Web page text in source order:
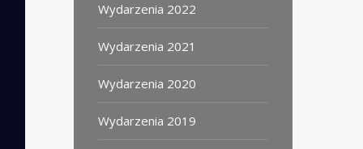
Wydarzenia 2022
Wydarzenia 2021
Wydarzenia 2020
Wydarzenia 2019